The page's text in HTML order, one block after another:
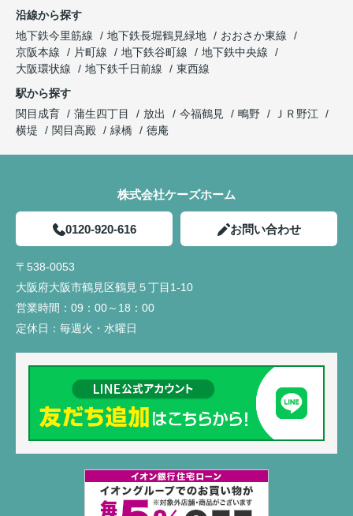
沿線から探す
地下鉄今里筋線
地下鉄長堀鶴見緑地
おおさか東線
京阪本線
片町線 地下鉄谷町線
地下鉄中央線
大阪環状線
地下鉄千日前線
東西線
駅から探す
関目成育
蒲生四丁目 放出 今福鶴見 鴫野
ＪＲ野江
横堤
関目高殿 緑橋 徳庵
株式会社ケーズホーム
0120-920-616 お問い合わせ
〒538-0053
大阪府大阪市鶴見区鶴見５丁目1-10
営業時間： 09：00～18：00
定休日： 毎週火・水曜日